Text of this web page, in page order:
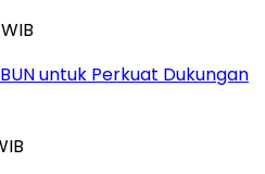
untuk Perkuat Dukungan